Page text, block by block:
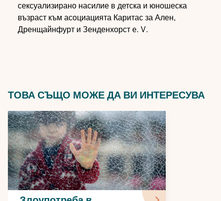
сексуализирано насилие в детска и юношеска
възраст към асоциацията Каритас за Ален,
Дренщайнфурт и Зенденхорст e. V.
ТОВА СЪЩО МОЖЕ ДА ВИ ИНТЕРЕСУВА